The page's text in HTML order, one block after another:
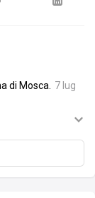
di Mosca.
7 lug